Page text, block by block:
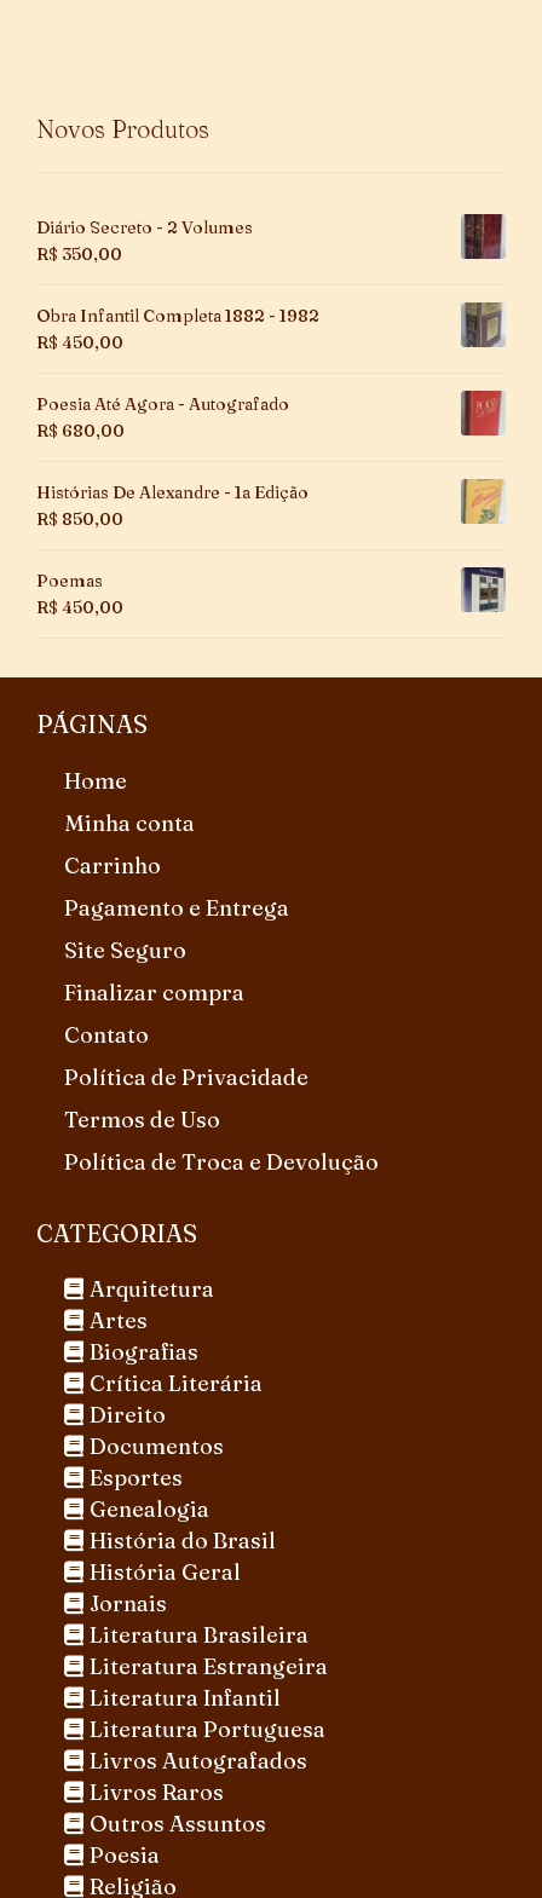
Novos Produtos
Diário Secreto - 2 Volumes
R$ 350,00
Obra Infantil Completa 1882 - 1982
R$ 450,00
Poesia Até Agora - Autografado
R$ 680,00
Histórias De Alexandre - 1a Edição
R$ 850,00
Poemas
R$ 450,00
PÁGINAS
Home
Minha conta
Carrinho
Pagamento e Entrega
Site Seguro
Finalizar compra
Contato
Política de Privacidade
Termos de Uso
Política de Troca e Devolução
CATEGORIAS
Arquitetura
Artes
Biografias
Crítica Literária
Direito
Documentos
Esportes
Genealogia
História do Brasil
História Geral
Jornais
Literatura Brasileira
Literatura Estrangeira
Literatura Infantil
Literatura Portuguesa
Livros Autografados
Livros Raros
Outros Assuntos
Poesia
Religião